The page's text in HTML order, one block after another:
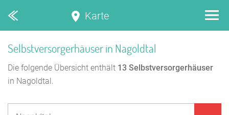
Karte
Selbstversorgerhäuser in Nagoldtal
Die folgende Übersicht enthält 13 Selbstversorgerhäuser
in Nagoldtal.